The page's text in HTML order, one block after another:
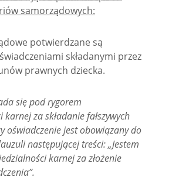
samorządowych:
potwierdzane są
składanymi przez
prawnych dziecka.
się pod rygorem
za składanie fałszywych
oświadczenie jest obowiązany do
następującej treści: „Jestem
karnej za złożenie